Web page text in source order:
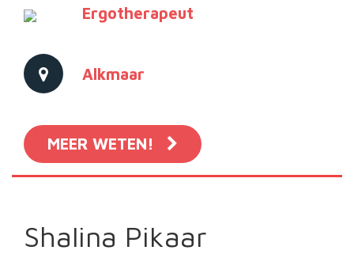
Ergotherapeut
Alkmaar
MEER WETEN!
Shalina Pikaar